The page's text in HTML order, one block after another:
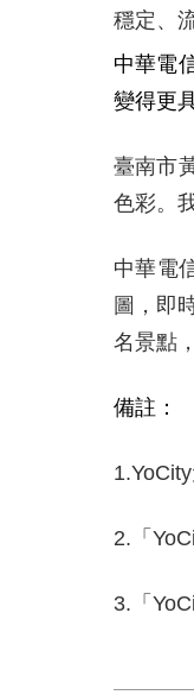
穩定、
中華電
變得更
臺南市
色彩。
中華電
圖，即
名景點
備註：
1.YoCity
2.「
3.「